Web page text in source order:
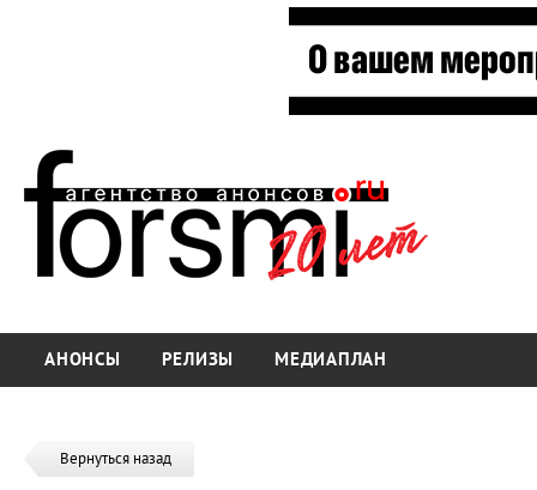
АНОНСЫ РЕЛИЗЫ МЕДИАПЛАН
Вернуться назад